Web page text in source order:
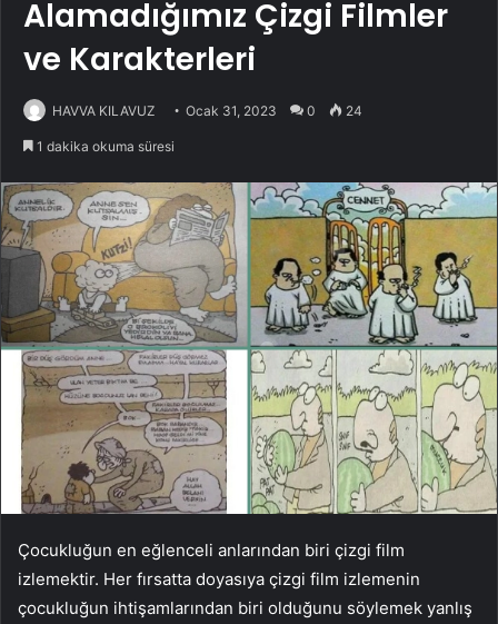
Alamadığımız Çizgi Filmler
ve Karakterleri
HAVVA KILAVUZ Ocak 31, 2023 0 24
1 dakika okuma süresi
Çocukluğun en eğlenceli anlarından biri çizgi film
izlemektir. Her fırsatta doyasıya çizgi film izlemenin
çocukluğun ihtişamlarından biri olduğunu söylemek yanlış